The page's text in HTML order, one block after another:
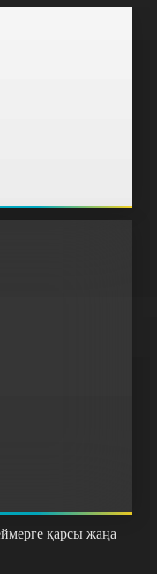
қарсы жаңа